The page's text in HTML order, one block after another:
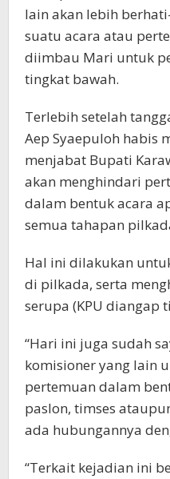
lain akan lebih
suatu acara atau
diimbau Mari untuk
tingkat bawah.
Terlebih setelah
Aep Syaepuloh habis
menjabat Bupati
akan menghindari
dalam bentuk acara
semua tahapan
Hal ini dilakukan
di pilkada, serta
serupa (KPU diangap
“Hari ini juga sudah
komisioner yang lain
pertemuan dalam
paslon, timses
ada hubungannya
“Terkait kejadian ini